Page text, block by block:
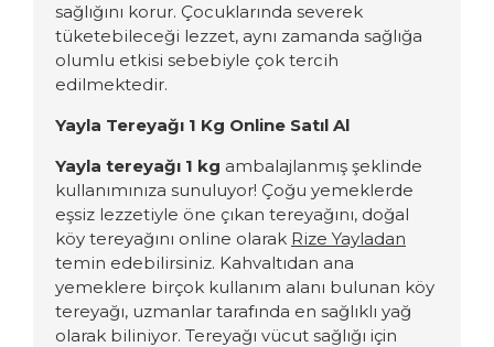
sağlığını korur. Çocuklarında severek
tüketebileceği lezzet, aynı zamanda sağlığa
olumlu etkisi sebebiyle çok tercih
edilmektedir.
Yayla Tereyağı 1 Kg Online Satıl Al
Yayla tereyağı 1 kg ambalajlanmış şeklinde
kullanımınıza sunuluyor! Çoğu yemeklerde
eşsiz lezzetiyle öne çıkan tereyağını, doğal
köy tereyağını online olarak Rize Yayladan
temin edebilirsiniz. Kahvaltıdan ana
yemeklere birçok kullanım alanı bulunan köy
tereyağı, uzmanlar tarafında en sağlıklı yağ
olarak biliniyor. Tereyağı vücut sağlığı için